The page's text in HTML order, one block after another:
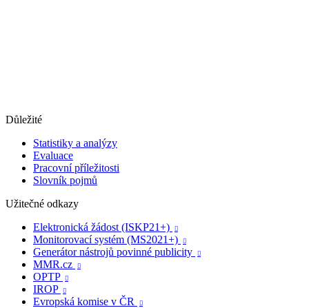
Důležité
Statistiky a analýzy
Evaluace
Pracovní příležitosti
Slovník pojmů
Užitečné odkazy
Elektronická žádost (ISKP21+)

Monitorovací systém (MS2021+) 
Generátor nástrojů povinné publicity 
MMR.cz 
OPTP 
IROP 
Evropská komise v ČR 